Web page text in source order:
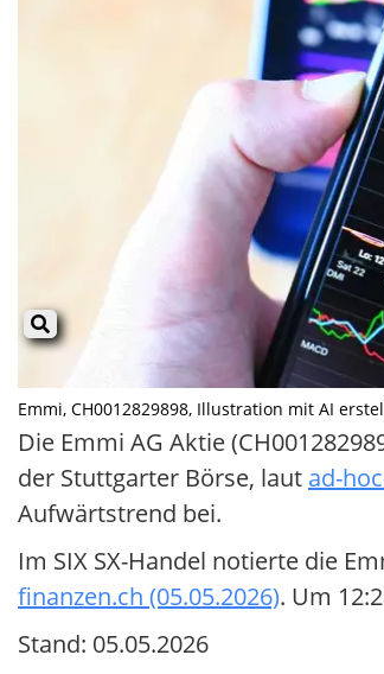
Emmi, CH0012829898, Illustration mit AI
Die Emmi AG Aktie
der Stuttgarter Börse, laut ad-
Aufwärtstrend bei.
Im SIX SX-Handel notierte die
finanzen.ch (05.05.2026). Um
Stand: 05.05.2026